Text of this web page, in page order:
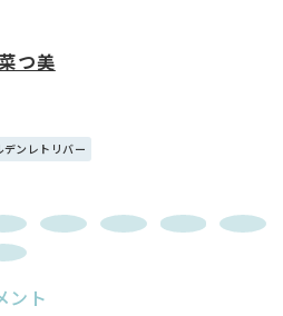
つ美
デンレトリバー
ト